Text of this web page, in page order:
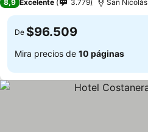
8,9 Excelente 3.779 San Nicolás
De $96.509
Mira precios de 10 páginas